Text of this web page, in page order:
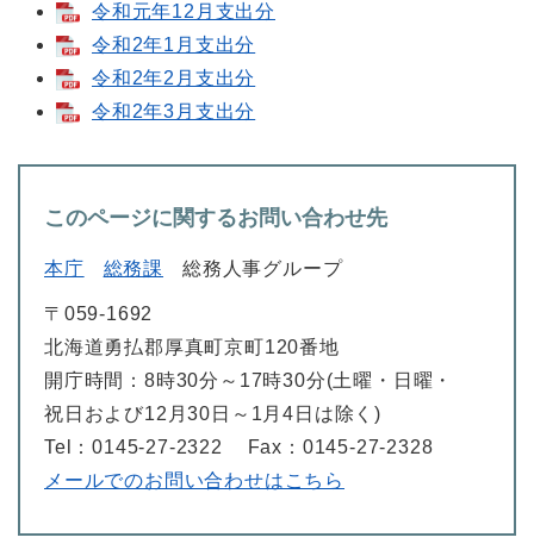
令和元年12月支出分
令和2年1月支出分
令和2年2月支出分
令和2年3月支出分
このページに関するお問い合わせ先
本庁 総務課 総務人事グループ
〒059-1692
北海道勇払郡厚真町京町120番地
開庁時間：8時30分～17時30分(土曜・日曜・
祝日および12月30日～1月4日は除く)
Tel：0145-27-2322
Fax：0145-27-2328
メールでのお問い合わせはこちら